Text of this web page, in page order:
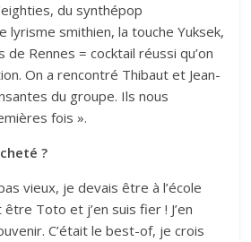
du synthépop
lyrisme smithien, la touche Yuksek,
de Rennes = cocktail réussi qu’on
On a rencontré Thibaut et Jean-
du groupe. Ils nous
fois ».
?
vieux, je devais être à l’école
Toto et j’en suis fier ! J’en
C’était le best-of, je crois